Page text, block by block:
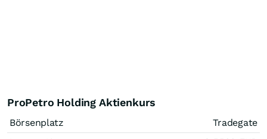
ProPetro Holding Aktienkurs
Börsenplatz
Tradegate